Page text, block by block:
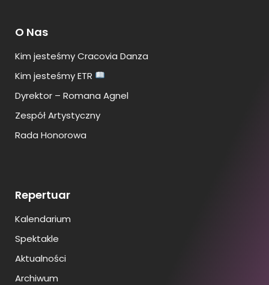
O Nas
Kim jesteśmy Cracovia Danza
Kim jesteśmy ETR
Dyrektor – Romana Agnel
Zespół Artystyczny
Rada Honorowa
Repertuar
Kalendarium
Spektakle
Aktualności
Archiwum